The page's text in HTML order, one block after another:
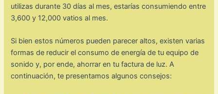
utilizas durante 30 días al mes, estarías consumiendo entre
3,600 y 12,000 vatios al mes.
Si bien estos números pueden parecer altos, existen varias
formas de reducir el consumo de energía de tu equipo de
sonido y, por ende, ahorrar en tu factura de luz. A
continuación, te presentamos algunos consejos: